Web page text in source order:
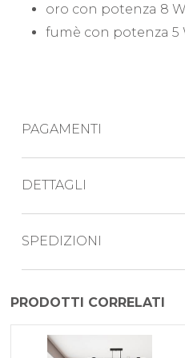
oro con potenza 8 W
fumè con potenza 5
PAGAMENTI
BONIFICO BANCARIO
DETTAGLI
diametro 95 mm.
fascio luminoso 360°
SPEDIZIONI
entro 3-5 giorni
PRODOTTI CORRELATI